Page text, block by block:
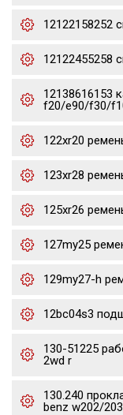
12122158252
12122455258
12138616153
f20/e90/f30/
122xr20
123xr28
125xr26
127my25
129my27-h
12bc04s3
130-51225
2wd r
130.240
benz w202/